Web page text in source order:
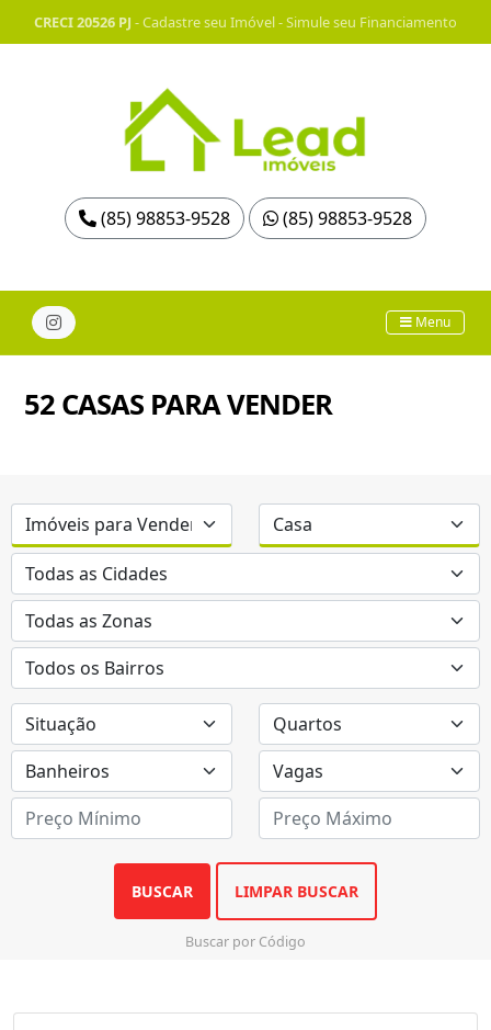
CRECI 20526 PJ -Cadastre seu Imóvel-Simule seu Financiamento
(85) 98853-9528 (85) 98853-9528
Menu
52 CASAS PARA VENDER
BUSCAR LIMPAR BUSCAR
Buscar por Código